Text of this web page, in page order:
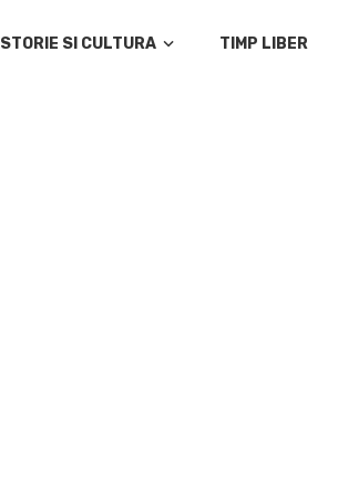
ISTORIE SI CULTURA TIMP LIBER